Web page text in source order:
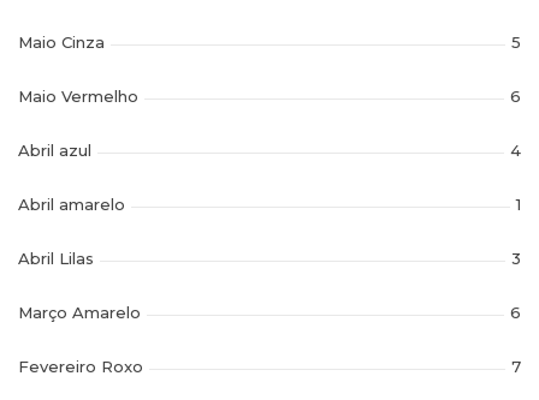
Maio Cinza 5
Maio Vermelho 6
Abril azul 4
Abril amarelo 1
Abril Lilas 3
Março Amarelo 6
Fevereiro Roxo 7